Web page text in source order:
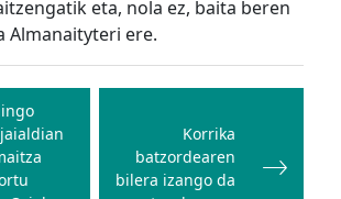
eta, nola ez, baita beren
Almanaityteri ere.
Korrika
batzordearen
bilera izango da